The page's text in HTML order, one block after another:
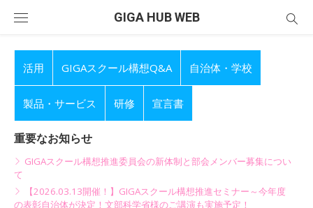
GIGA HUB WEB
活用 GIGAスクール構想Q&A 自治体・学校
製品・サービス 研修 宣言書
重要なお知らせ
GIGAスクール構想推進委員会の新体制と部会メンバー募集につい
て
【2026.03.13開催！】GIGAスクール構想推進セミナー～今年度
の表彰自治体が決定！文部科学省様のご講演も実施予定！